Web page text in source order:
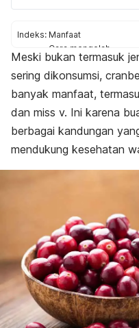
Indeks: Manfaat
Cara mengolah
Aturan konsumsi
Meski bukan termasuk
sering dikonsumsi,
banyak manfaat,
dan miss v. Ini karena
berbagai kandungan
mendukung kesehatan